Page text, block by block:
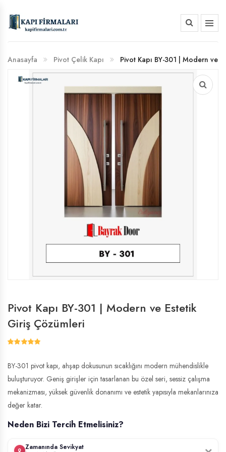
BANKA HESAP NUMARALARIMIZ
Anasayfa Pivot Çelik Kapı
Estetik Giriş Çözümleri
Pivot Kapı BY-301 | Modern ve Estetik
Giriş Çözümleri
BY-301 pivot kapı, ahşap dokusunun sıcaklığını modern mühendislikle
buluşturuyor. Geniş girişler için tasarlanan bu özel seri, sessiz çalışma
mekanizması, yüksek güvenlik donanımı ve estetik yapısıyla mekanlarınıza
değer katar.
Neden Bizi Tercih Etmelisiniz?
Zamanında Sevikyat